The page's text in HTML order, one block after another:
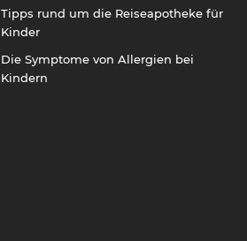
Tipps rund um die Reiseapotheke für
Kinder
Die Symptome von Allergien bei
Kindern